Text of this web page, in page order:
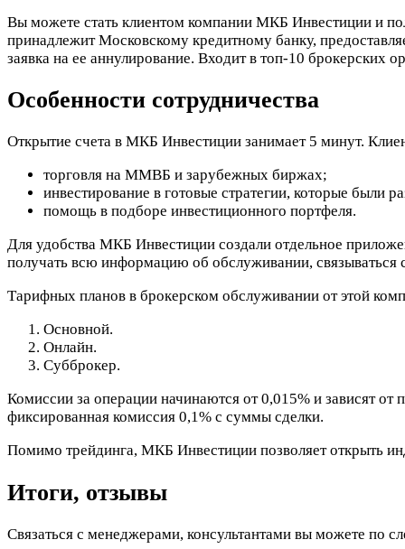
Вы можете стать клиентом компании МКБ Инвестиции и
принадлежит Московскому кредитному банку,
заявка на ее аннулирование. Входит в топ-10
Особенности сотрудничества
Открытие счета в МКБ Инвестиции занимает 5 минут.
торговля на ММВБ и зарубежных биржах;
инвестирование в готовые стратегии, которые
помощь в подборе инвестиционного портфеля.
Для удобства МКБ Инвестиции создали отдельное
получать всю информацию об обслуживании, связываться
Тарифных планов в брокерском обслуживании от этой
Основной.
Онлайн.
Субброкер.
Комиссии за операции начинаются от 0,015% и зависят
фиксированная комиссия 0,1% с суммы сделки.
Помимо трейдинга, МКБ Инвестиции позволяет открыть
Итоги, отзывы
Связаться с менеджерами, консультантами вы можете по